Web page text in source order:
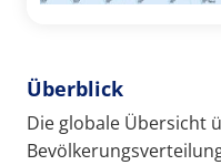
Überblick
Die globale Übersicht